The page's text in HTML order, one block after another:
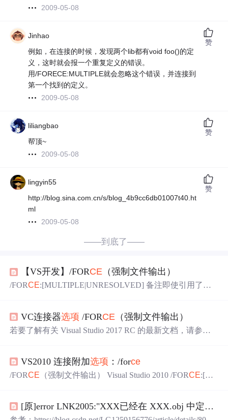
2009-05-08
Jinhao
例如，在连接的时候，发现两个lib都有void foo()的定
义，这时就会报一个重复定义的错误。
用/FORECE:MULTIPLE就会忽略这个错误，并连接到
第一个找到的定义。
2009-05-08
赞
liliangbao
帮顶~
2009-05-08
赞
lingyin55
http://blog.sina.com.cn/s/blog_4b9cc6db01007t40.ht
ml
2009-05-08
赞
——到底了——
【VS开发】/FORCE （强制文件输出）
/FORCE:[MULTIPLE|UNRESOLVED] 备注即使引用了符
选参数：使用 /FOR CE:MULTIPLE 可创建输出文件，而不
管 LINK 是否找到了符号的多个定义。使用 /FOR
CE:UNR
VC连接器选项 /FORCE （强制文件输出）
若要了解有关 Visual Studio 2017 RC 的最新文档，请参
号，/FORCE 选项也通知链接器创建有效的 .exe 文件或 D
LL。 /FORCE 选项 可以带一个可选参数： 使用 /FORCE
VS2010 连接附加选项 ：/force
/FORCE （强制文件输出） Visual Studio 2010 /FORCE:[M
exe 文件或 DLL。 /FORCE 选项可以带一个可选参数： 不
论 LINK 是否找到符号的一个以上的定义，均使用 /FOR
[原]error LNK2005:"XXX已经在 XXX.obj 中定义 使用 /FOR